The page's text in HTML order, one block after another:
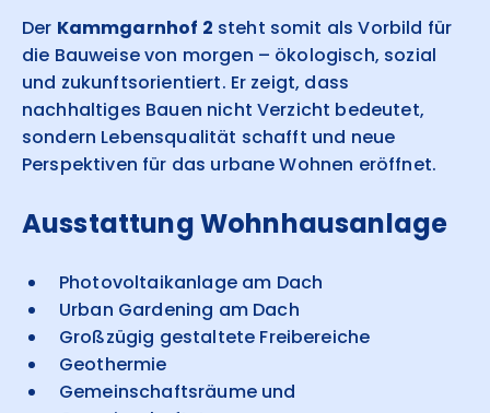
Der Kammgarnhof 2 steht somit als Vorbild für
die Bauweise von morgen – ökologisch, sozial
und zukunftsorientiert. Er zeigt, dass
nachhaltiges Bauen nicht Verzicht bedeutet,
sondern Lebensqualität schafft und neue
Perspektiven für das urbane Wohnen eröffnet.
Ausstattung Wohnhausanlage
Photovoltaikanlage am Dach
Urban Gardening am Dach
Großzügig gestaltete Freibereiche
Geothermie
Gemeinschaftsräume und